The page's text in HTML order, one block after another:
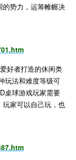
势力，运筹帷幄决
好者打造的休闲类
玩法和难度等级可
桌球游戏玩家需要
玩家可以自己玩，也